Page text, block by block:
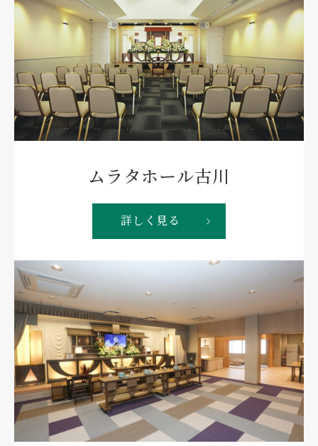
13,200円
今治謹製ふんわりタオル
（¥1,320×10個）
ムラタホール古川
詳しく見る